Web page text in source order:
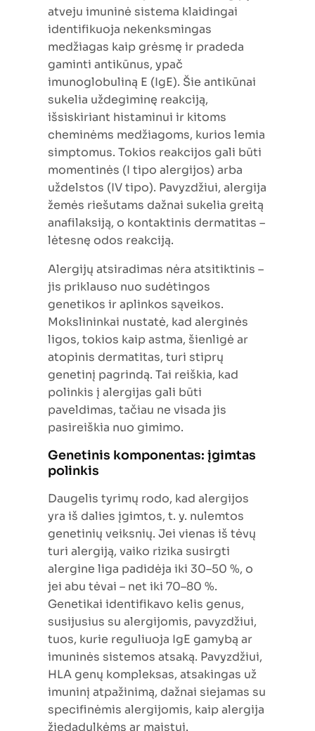
atveju imuninė sistema klaidingai
identifikuoja nekenksmingas
medžiagas kaip grėsmę ir pradeda
gaminti antikūnus, ypač
imunoglobuliną E (IgE). Šie antikūnai
sukelia uždegiminę reakciją,
išsiskiriant histaminui ir kitoms
cheminėms medžiagoms, kurios lemia
simptomus. Tokios reakcijos gali būti
momentinės (I tipo alergijos) arba
uždelstos (IV tipo). Pavyzdžiui, alergija
žemės riešutams dažnai sukelia greitą
anafilaksiją, o kontaktinis dermatitas –
lėtesnę odos reakciją.
Alergijų atsiradimas nėra atsitiktinis –
jis priklauso nuo sudėtingos
genetikos ir aplinkos sąveikos.
Mokslininkai nustatė, kad alerginės
ligos, tokios kaip astma, šienligė ar
atopinis dermatitas, turi stiprų
genetinį pagrindą. Tai reiškia, kad
polinkis į alergijas gali būti
paveldimas, tačiau ne visada jis
pasireiškia nuo gimimo.
Genetinis komponentas: įgimtas
polinkis
Daugelis tyrimų rodo, kad alergijos
yra iš dalies įgimtos, t. y. nulemtos
genetinių veiksnių. Jei vienas iš tėvų
turi alergiją, vaiko rizika susirgti
alergine liga padidėja iki 30–50 %, o
jei abu tėvai – net iki 70–80 %.
Genetikai identifikavo kelis genus,
susijusius su alergijomis, pavyzdžiui,
tuos, kurie reguliuoja IgE gamybą ar
imuninės sistemos atsaką. Pavyzdžiui,
HLA genų kompleksas, atsakingas už
imuninį atpažinimą, dažnai siejamas su
specifinėmis alergijomis, kaip alergija
žiedadulkėms ar maistui.